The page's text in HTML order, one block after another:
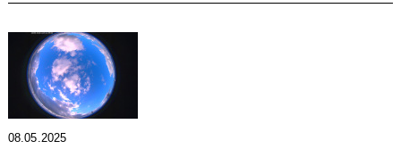
08.05.2025